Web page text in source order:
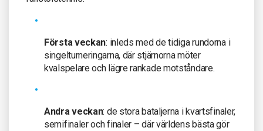
Första veckan: inleds med de tidiga rundorna i
singelturneringarna, där stjärnorna möter
kvalspelare och lägre rankade motståndare.
Andra veckan: de stora bataljerna i kvartsfinaler,
semifinaler och finaler – där världens bästa gör